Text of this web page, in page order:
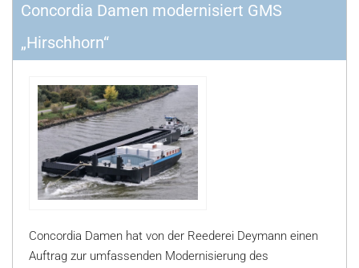
Concordia Damen modernisiert GMS
„Hirschhorn“
Concordia Damen hat von der Reederei Deymann einen
Auftrag zur umfassenden Modernisierung des